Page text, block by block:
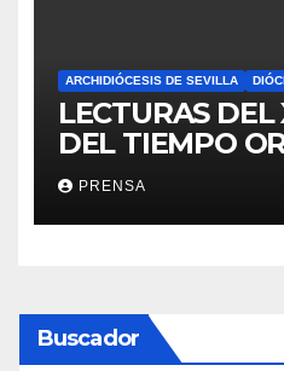
ARCHIDIÓCESIS DE SEVILLA
LECTURAS
DEL TIEMPO
PRENSA
Buscador